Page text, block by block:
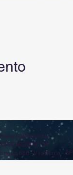
publicações.
0001-57
686 - Vila Maria - SP